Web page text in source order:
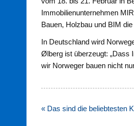
Immobilienunternehmen
Bauen, Holzbau und BIM
In Deutschland wird
Ølberg ist überzeugt: „Dass
wir Norweger bauen nicht
Beitragsnavigation
« Das sind die beliebtesten